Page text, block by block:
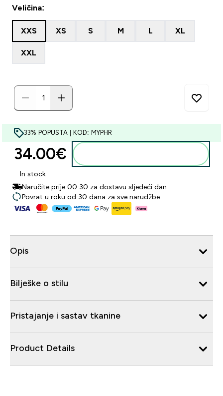
Veličina:
XXS XS S M L XL
XXL
33% POPUSTA | KOD: MYPHR
34.00€‎
In stock
Naručite prije 00:30 za dostavu sljedeći dan
Povrat u roku od 30 dana za sve narudžbe
Opis
Bilješke o stilu
Pristajanje i sastav tkanine
Product Details